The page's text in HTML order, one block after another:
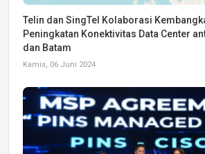
Telin dan SingTel Kolaborasi
Peningkatan Konektivitas Data Center
dan Batam
Kamis, 06 Juni 2024